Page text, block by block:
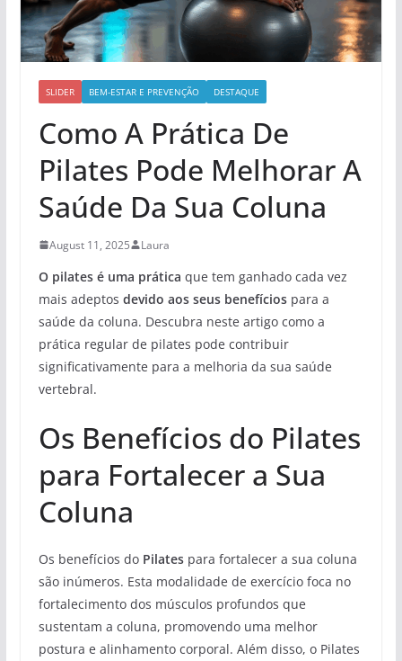
SLIDER BEM-ESTAR E PREVENÇÃO DESTAQUE
Como A Prática De
Pilates Pode Melhorar A
Saúde Da Sua Coluna
August 11, 2025 Laura
O pilates é uma prática que tem ganhado cada vez
mais adeptos devido aos seus benefíciospara a
saúde da coluna. Descubra neste artigo como a
prática regular de pilates pode contribuir
significativamente para a melhoria da sua saúde
vertebral.
Os Benefícios do Pilates
para Fortalecer a Sua
Coluna
Os benefícios do Pilatespara fortalecer a sua coluna
são inúmeros. Esta modalidade de exercício foca no
fortalecimento dos músculos profundos que
sustentam a coluna, promovendo uma melhor
postura e alinhamento corporal. Além disso, o Pilates